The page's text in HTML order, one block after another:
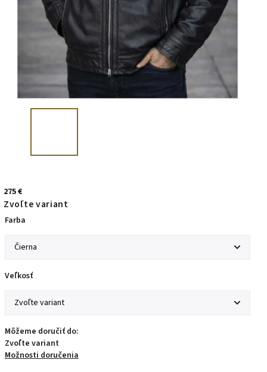
275 €
Zvoľte variant
Farba
Veľkosť
Môžeme doručiť do:
Zvoľte variant
Možnosti doručenia